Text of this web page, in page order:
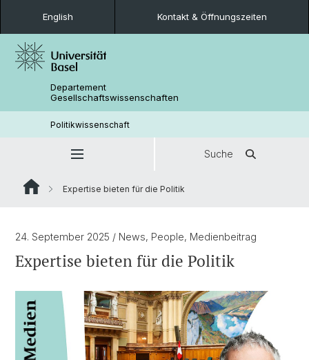
English Kontakt & Öffnungszeiten
Departement
Gesellschaftswissenschaften
Politikwissenschaft
Suche
Expertise bieten für die Politik
24. September 2025 / News, People, Medienbeitrag
Expertise bieten für die Politik